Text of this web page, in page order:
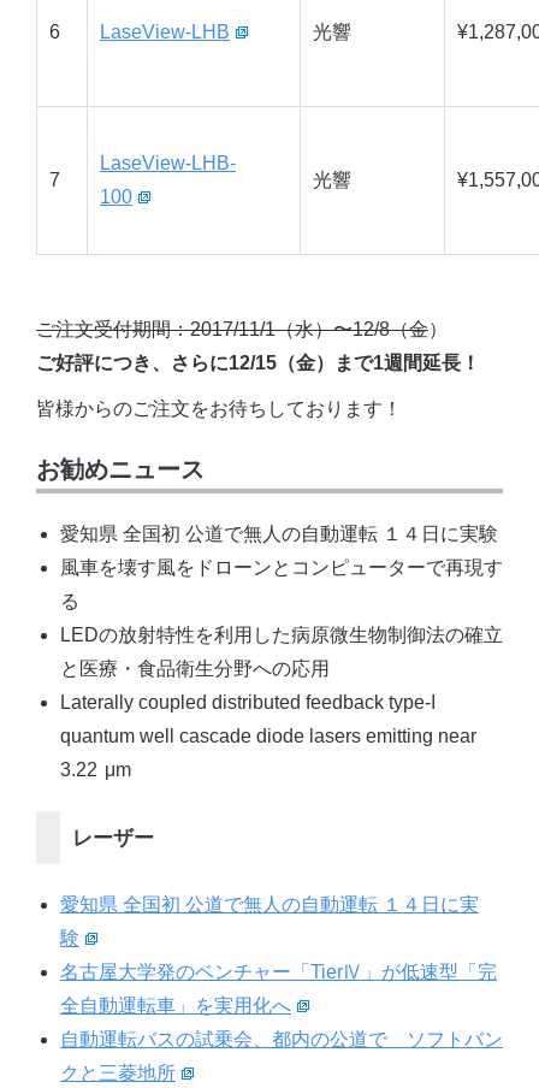
6 LaseView-LHB 光響
7
LaseView-LHB-
100
光響
ご注文受付期間：2017/11/1（水）〜12/8（金）
ご好評につき、さらに12/15（金）まで1週間延長！
皆様からのご注文をお待ちしております！
お勧めニュース
愛知県 全国初 公道で無人の自動運転 １４日に実験
風車を壊す風をドローンとコンピューターで再現す
る
LEDの放射特性を利用した病原微生物制御法の確立
と医療・食品衛生分野への応用
Laterally coupled distributed feedback type-I
quantum well cascade diode lasers emitting near
3.22 μm
レーザー
愛知県 全国初 公道で無人の自動運転 １４日に実
験
名古屋大学発のベンチャー「TierⅣ」が低速型「完
全自動運転車」を実用化へ
自動運転バスの試乗会、都内の公道で ソフトバン
クと三菱地所